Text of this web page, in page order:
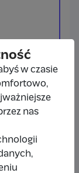
w czasie
nas